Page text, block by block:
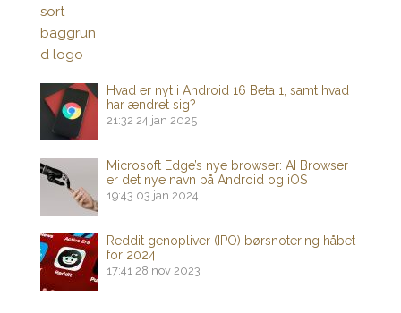
Hvad er nyt i Android 16 Beta 1, samt hvad
har ændret sig?
21:32 24 jan 2025
Microsoft Edge’s nye browser: AI Browser
er det nye navn på Android og iOS
19:43 03 jan 2024
Reddit genopliver (IPO) børsnotering håbet
for 2024
17:41 28 nov 2023